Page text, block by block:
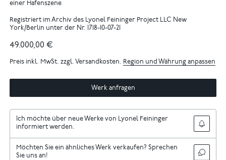
einer Hafenszene
Registriert im Archiv des Lyonel Feininger Project LLC New
York/Berlin unter der Nr. 1718-10-07-21
49.000,00 €
Preis inkl. MwSt. zzgl. Versandkosten. Region und Währung anpassen
Werk anfragen
Ich möchte über neue Werke von Lyonel Feininger
informiert werden.
Möchten Sie ein ähnliches Werk verkaufen? Sprechen
Sie uns an!